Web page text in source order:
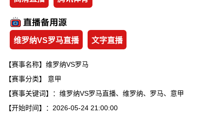
维罗纳VS罗马直播 文字直播
【赛事名称】维罗纳VS罗马
【赛事分类】 意甲
【赛事关键词】：维罗纳VS罗马直播、维罗纳、罗马、意甲
【开始时间】：2026-05-24 21:00:00